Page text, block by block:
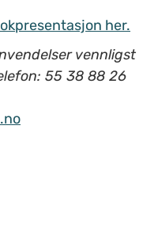
her.
vennligst
55 38 88 26